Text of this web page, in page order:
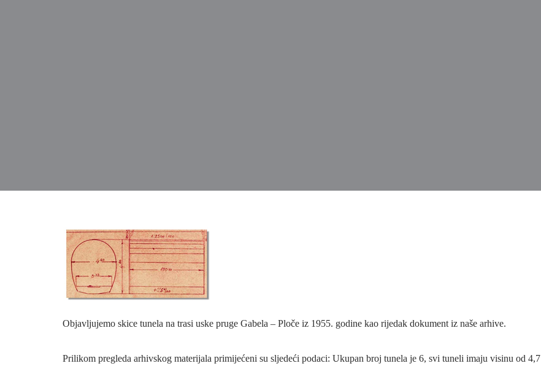
Objavljujemo skice tunela na trasi uske pruge Gabela – Ploče iz 1955. godine kao rijedak dokument iz naše arhive.
Prilikom pregleda arhivskog materijala primijećeni su sljedeći podaci: Ukupan broj tunela je 6, svi tuneli imaju visinu od 4,7